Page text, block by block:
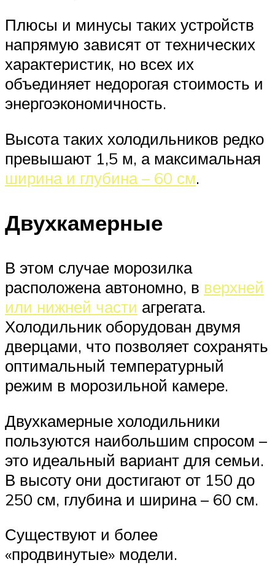
Плюсы и минусы таких устройств
напрямую зависят от технических
характеристик, но всех их
объединяет недорогая стоимость и
энергоэкономичность.
Высота таких холодильников редко
превышают 1,5 м, а максимальная
ширина и глубина – 60 см.
Двухкамерные
В этом случае морозилка
расположена автономно, в верхней
или нижней части агрегата.
Холодильник оборудован двумя
дверцами, что позволяет сохранять
оптимальный температурный
режим в морозильной камере.
Двухкамерные холодильники
пользуются наибольшим спросом –
это идеальный вариант для семьи.
В высоту они достигают от 150 до
250 см, глубина и ширина – 60 см.
Существуют и более
«продвинутые» модели.